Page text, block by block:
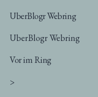
UberBlogr Webring
UberBlogr Webring
Vor im Ring
>